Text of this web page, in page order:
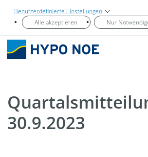
Benutzerdefinierte Einstellungen
Alle akzeptieren
Nur
30.9.2023